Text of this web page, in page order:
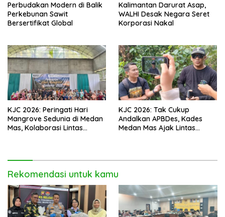
Perbudakan Modern di Balik
Perkebunan Sawit
Bersertifikat Global
Kalimantan Darurat Asap,
WALHI Desak Negara Seret
Korporasi Nakal
KJC 2026: Peringati Hari
Mangrove Sedunia di Medan
Mas, Kolaborasi Lintas
KJC 2026: Tak Cukup
Andalkan APBDes, Kades
Medan Mas Ajak Lintas
Rekomendasi untuk kamu